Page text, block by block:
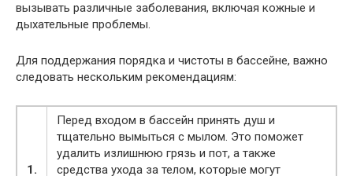
вызывать различные заболевания, включая кожные и
дыхательные проблемы.
Для поддержания порядка и чистоты в бассейне, важно
следовать нескольким рекомендациям:
1.
Перед входом в бассейн принять душ и
тщательно вымыться с мылом. Это поможет
удалить излишнюю грязь и пот, а также
средства ухода за телом, которые могут